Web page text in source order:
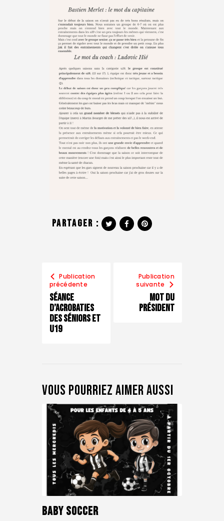
Partager :
Publication
précédente
Séance
d’acrobaties
des séniors et
U19
Publication
suivante
Mot du
président
Vous pourriez aimer aussi
Baby Soccer